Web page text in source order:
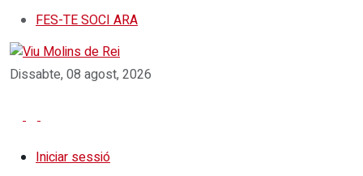
FES-TE SOCI ARA
Dissabte, 08 agost, 2026
Iniciar sessió